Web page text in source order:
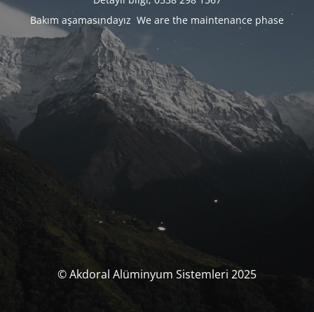
Bakım aşamasındayız We are the maintenance phase
© Akdoral Alüminyum Sistemleri 2025